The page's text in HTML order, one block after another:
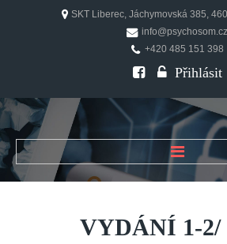
SKT Liberec, Jáchymovská 385,
info@psychosom.cz
+420 485 151 398
Přihlásit
ÚVOD
O ČASOPISU
Historie
VYDÁNÍ 1-2/